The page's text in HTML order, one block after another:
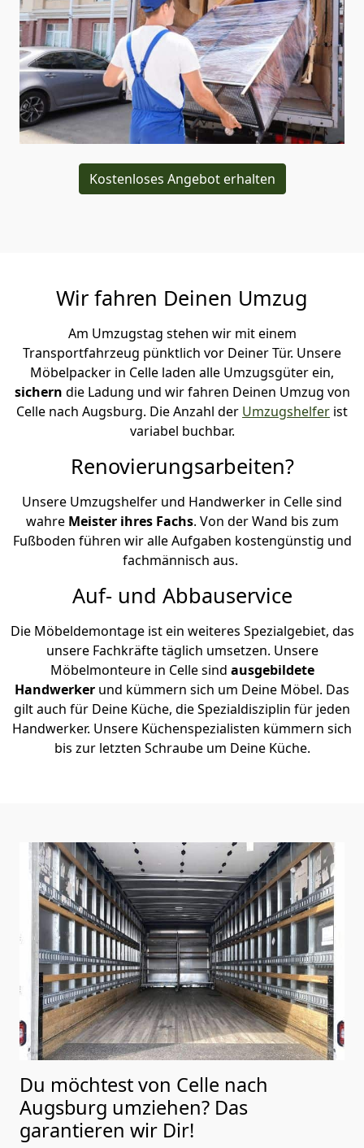
Kostenloses Angebot erhalten
Wir fahren Deinen Umzug
Am Umzugstag stehen wir mit einem
Transportfahrzeug pünktlich vor Deiner Tür. Unsere
Möbelpacker in Celle laden alle Umzugsgüter ein,
sichern die Ladung und wir fahren Deinen Umzug von
Celle nach Augsburg. Die Anzahl der Umzugshelfer ist
variabel buchbar.
Renovierungsarbeiten?
Unsere Umzugshelfer und Handwerker in Celle sind
wahre Meister ihres Fachs. Von der Wand bis zum
Fußboden führen wir alle Aufgaben kostengünstig und
fachmännisch aus.
Auf- und Abbauservice
Die Möbeldemontage ist ein weiteres Spezialgebiet, das
unsere Fachkräfte täglich umsetzen. Unsere
Möbelmonteure in Celle sind ausgebildete
Handwerker und kümmern sich um Deine Möbel. Das
gilt auch für Deine Küche, die Spezialdisziplin für jeden
Handwerker. Unsere Küchenspezialisten kümmern sich
bis zur letzten Schraube um Deine Küche.
Du möchtest von Celle nach
Augsburg umziehen? Das
garantieren wir Dir!